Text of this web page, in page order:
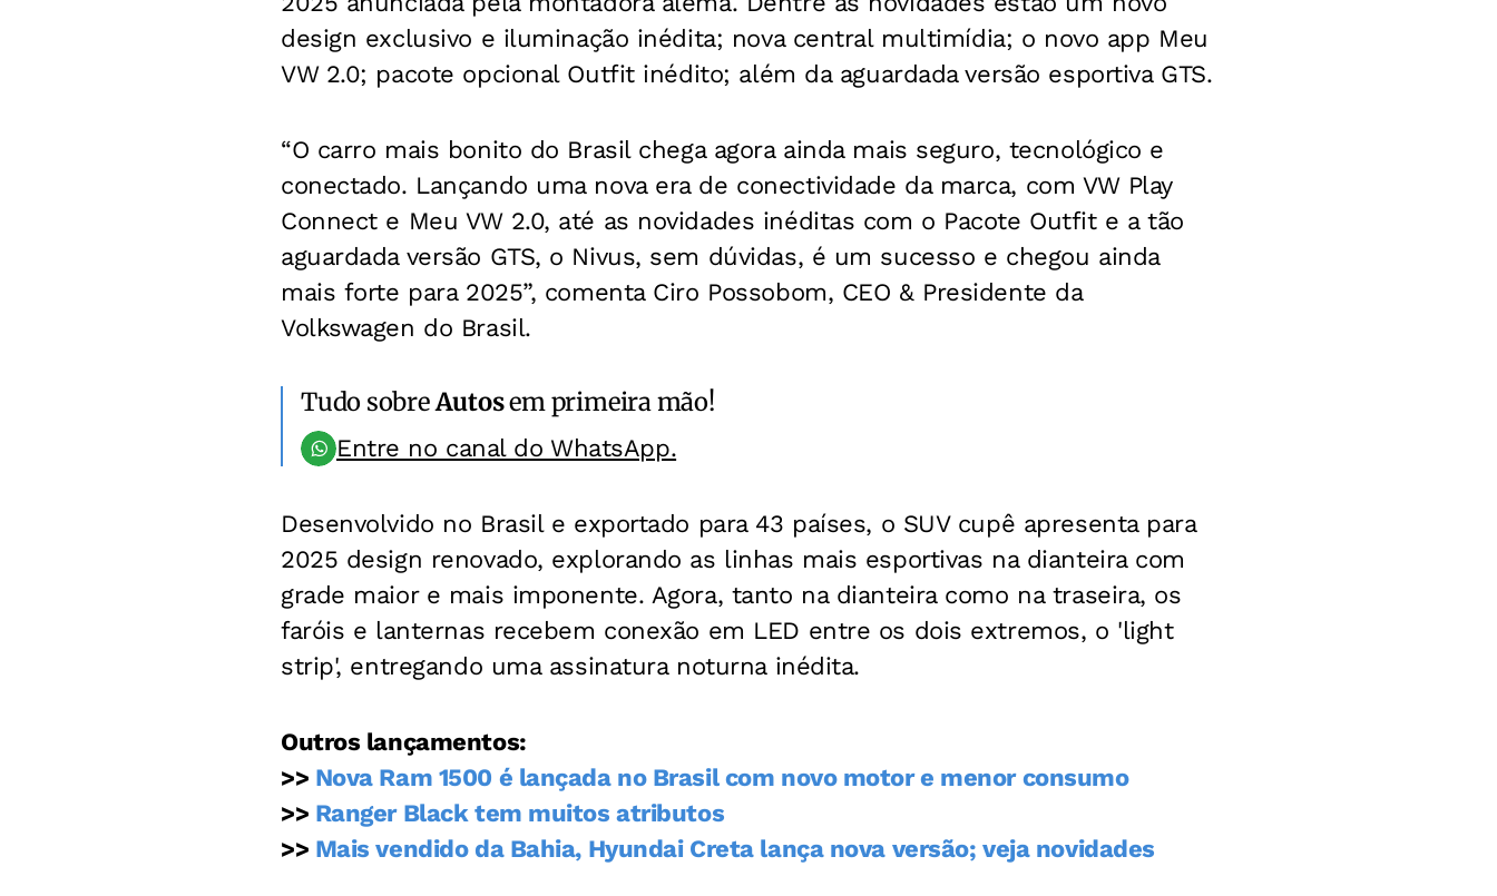
design exclusivo e iluminação inédita; nova central multimídia; o novo app Meu
VW 2.0; pacote opcional Outfit inédito; além da aguardada versão esportiva GTS.
“O carro mais bonito do Brasil chega agora ainda mais seguro, tecnológico e
conectado. Lançando uma nova era de conectividade da marca, com VW Play
Connect e Meu VW 2.0, até as novidades inéditas com o Pacote Outfit e a tão
aguardada versão GTS, o Nivus, sem dúvidas, é um sucesso e chegou ainda
mais forte para 2025”, comenta Ciro Possobom, CEO & Presidente da
Volkswagen do Brasil.
Tudo sobreAutosem primeira mão!
Entre no canal do WhatsApp.
Desenvolvido no Brasil e exportado para 43 países, o SUV cupê apresenta para
2025 design renovado, explorando as linhas mais esportivas na dianteira com
grade maior e mais imponente. Agora, tanto na dianteira como na traseira, os
faróis e lanternas recebem conexão em LED entre os dois extremos, o 'light
strip', entregando uma assinatura noturna inédita.
Outros lançamentos:
>> Nova Ram 1500 é lançada no Brasil com novo motor e menor consumo
>> Ranger Black tem muitos atributos
>> Mais vendido da Bahia, Hyundai Creta lança nova versão; veja novidades